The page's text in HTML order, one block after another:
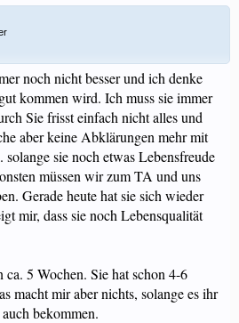
noch nicht besser und ich denke
kommen wird. Ich muss sie immer
Sie frisst einfach nicht alles und
aber keine Abklärungen mehr mit
sie noch etwas Lebensfreude
müssen wir zum TA und uns
Gerade heute hat sie sich wieder
mir, dass sie noch Lebensqualität
ca. 5 Wochen. Sie hat schon 4-6
macht mir aber nichts, solange es ihr
bekommen.